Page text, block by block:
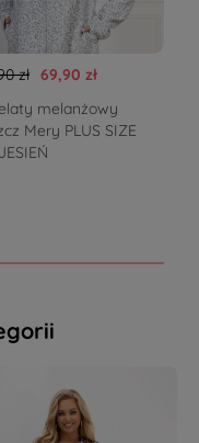
zł 69,90 zł
melanżowy
Mery PLUS SIZE